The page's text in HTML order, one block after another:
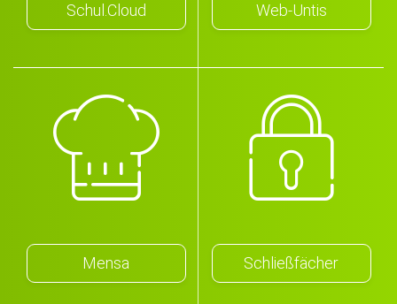
Schul.Cloud Web-Untis
Mensa Schließfächer